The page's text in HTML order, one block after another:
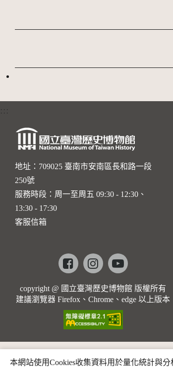
:::
地址：709025 臺南市安南區長和路一段
250號
服務時段：周一至周五 09:30 - 12:30、
13:30 - 17:30
客服信箱
Facebookinstagramyoutube
copyright @ 國立臺灣歷史博物館 版權所有
建議瀏覽器 Firefox、Chrome、edge 以上版本
本網站使用Cookies收集資料用於量化統計與